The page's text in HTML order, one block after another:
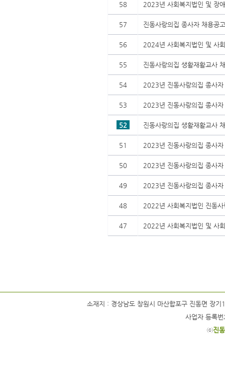
58 2023년 사회복지법인 및 장
57 진동사랑의집 종사자 채용공
56 2024년 사회복지법인 및 사
55 진동사랑의집 생활재활교사
54 2023년 진동사랑의집 종사
53 2023년 진동사랑의집 종사
52 진동사랑의집 생활재활교사
51 2023년 진동사랑의집 종사
50 2023년 진동사랑의집 종사
49 2023년 진동사랑의집 종사
48 2022년 사회복지법인 진동
47 2022년 사회복지법인 및 사
소재지 : 경상남도 창원시 마산합포구 진동면
사업자 등록
ⓒ진